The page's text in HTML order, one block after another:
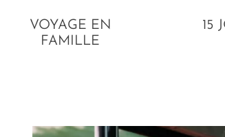
VOYAGE EN
FAMILLE
15